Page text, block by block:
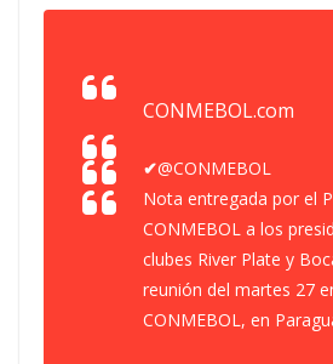
CONMEBOL.com
✔@CONMEBOL
Nota entregada por el
CONMEBOL a los
clubes River Plate y
reunión del martes 27
CONMEBOL, en